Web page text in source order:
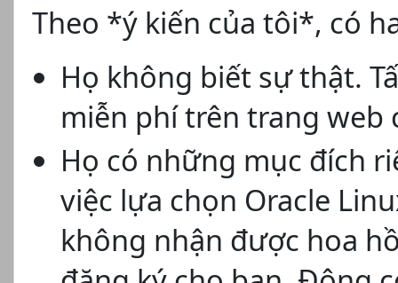
Theo *ý kiến ​​của tôi*, có
Họ không biết sự thật.
miễn phí trên trang web
Họ có những mục đích
việc lựa chọn Oracle
không nhận được hoa